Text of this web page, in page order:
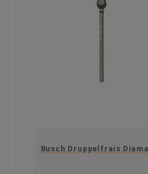
Busch Druppelfrais